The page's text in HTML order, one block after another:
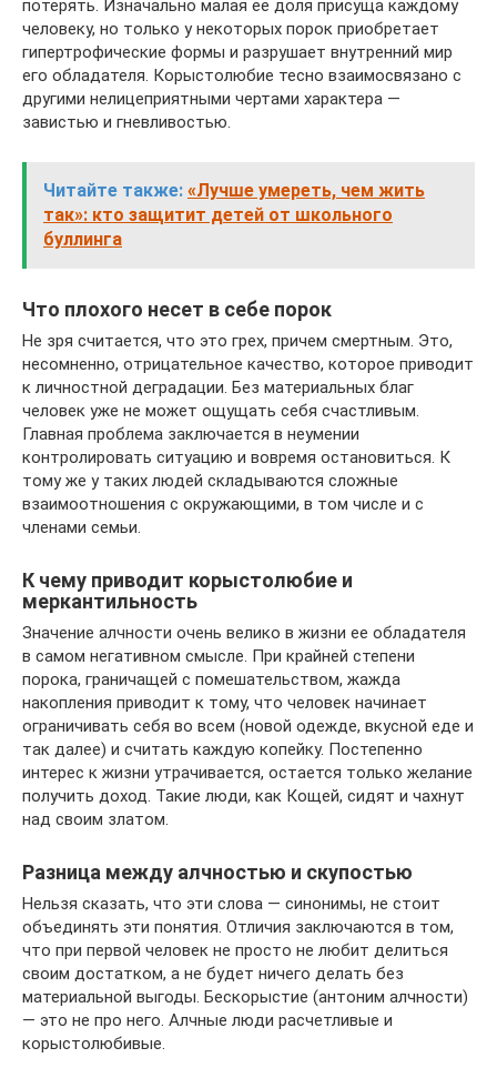
потерять. Изначально малая ее доля присуща каждому
человеку, но только у некоторых порок приобретает
гипертрофические формы и разрушает внутренний мир
его обладателя. Корыстолюбие тесно взаимосвязано с
другими нелицеприятными чертами характера —
завистью и гневливостью.
Читайте также: «Лучше умереть, чем жить
так»: кто защитит детей от школьного
буллинга
Что плохого несет в себе порок
Не зря считается, что это грех, причем смертным. Это,
несомненно, отрицательное качество, которое приводит
к личностной деградации. Без материальных благ
человек уже не может ощущать себя счастливым.
Главная проблема заключается в неумении
контролировать ситуацию и вовремя остановиться. К
тому же у таких людей складываются сложные
взаимоотношения с окружающими, в том числе и с
членами семьи.
К чему приводит корыстолюбие и
меркантильность
Значение алчности очень велико в жизни ее обладателя
в самом негативном смысле. При крайней степени
порока, граничащей с помешательством, жажда
накопления приводит к тому, что человек начинает
ограничивать себя во всем (новой одежде, вкусной еде и
так далее) и считать каждую копейку. Постепенно
интерес к жизни утрачивается, остается только желание
получить доход. Такие люди, как Кощей, сидят и чахнут
над своим златом.
Разница между алчностью и скупостью
Нельзя сказать, что эти слова — синонимы, не стоит
объединять эти понятия. Отличия заключаются в том,
что при первой человек не просто не любит делиться
своим достатком, а не будет ничего делать без
материальной выгоды. Бескорыстие (антоним алчности)
— это не про него. Алчные люди расчетливые и
корыстолюбивые.